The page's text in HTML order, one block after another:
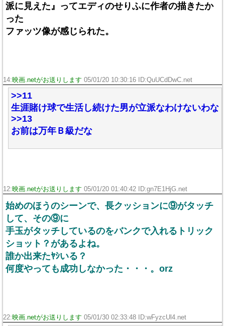
派に見えた』ってエディのせりふに作者の描きたか
った
ファッツ像が感じられた。
14:映画.netがお送りします 05/01/20 10:30:16 ID:QuUCdDwC.net
>>11
生涯賭け球で生活し続けた男が立派なわけないわな
>>13
お前は万年Ｂ級だな
12:映画.netがお送りします 05/01/20 01:40:42 ID:gn7E1HjG.net
始めのほうのシーンで、長クッションに⑨がタッチ
して、その⑨に
手玉がタッチしているのをバンクで入れるトリック
ショット？があるよね。
誰か出来たﾔｼいる？
何度やっても成功しなかった・・・。orz
22:映画.netがお送りします 05/01/30 02:33:48 ID:wFyzcUl4.net